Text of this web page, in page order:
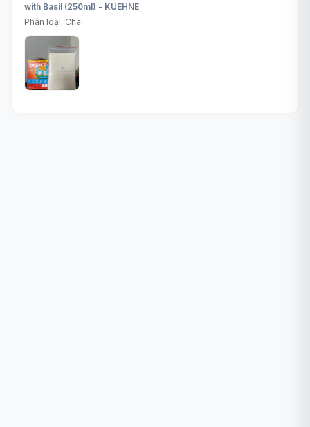
with Basil (250ml) - KUEHNE
Phân loại: Chai